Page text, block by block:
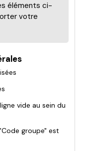
éléments ci-
votre
vide au sein du
groupe" est